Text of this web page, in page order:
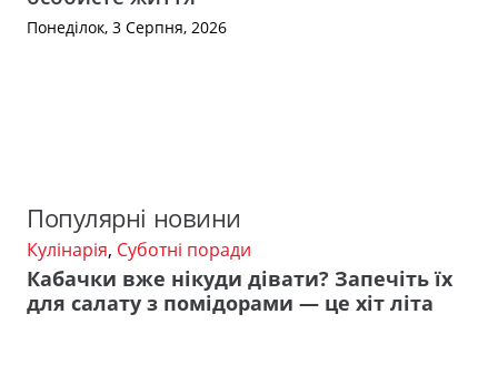
Понеділок, 3 Серпня, 2026
Популярні новини
Кулінарія, Суботні поради
Кабачки вже нікуди дівати? Запечіть їх
для салату з помідорами — це хіт літа